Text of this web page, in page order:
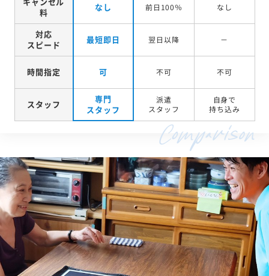
料
なし 前日100％ なし
対応
スピード
最短即日 翌日以降 －
時間指定 可 不可 不可
スタッフ
専門
スタッフ
派遣
スタッフ
自身で
持ち込み